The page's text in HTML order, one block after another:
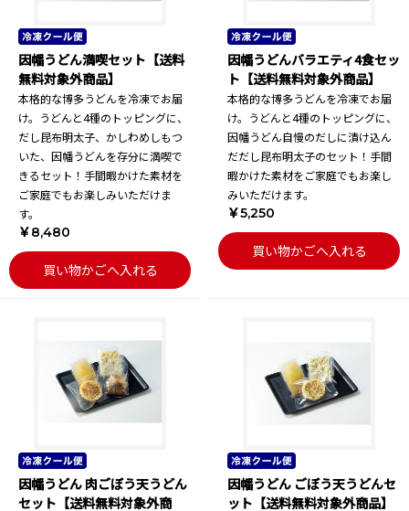
因幡うどん満喫セット【送料
無料対象外商品】
本格的な博多うどんを冷凍でお届
け。うどんと4種のトッピングに、
だし昆布明太子、かしわめしもつ
いた、因幡うどんを存分に満喫で
きるセット！手間暇かけた素材を
ご家庭でもお楽しみいただけま
す。
￥8,480
買い物かごへ入れる
因幡うどんバラエティ4食セッ
ト【送料無料対象外商品】
本格的な博多うどんを冷凍でお届
け。うどんと4種のトッピングに、
因幡うどん自慢のだしに漬け込ん
だだし昆布明太子のセット！手間
暇かけた素材をご家庭でもお楽し
みいただけます。
￥5,250
買い物かごへ入れる
因幡うどん 肉ごぼう天うどん
セット【送料無料対象外商
因幡うどん ごぼう天うどんセ
ット【送料無料対象外商品】